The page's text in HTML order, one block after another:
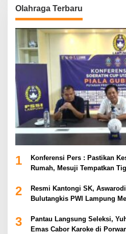
Olahraga Terbaru
1
Konferensi Pers : Pastikan
Rumah, Mesuji Tempatkan
2
Resmi Kantongi SK,
Bulutangkis PWI Lampung
3
Pantau Langsung Seleksi,
Emas Cabor Karoke di